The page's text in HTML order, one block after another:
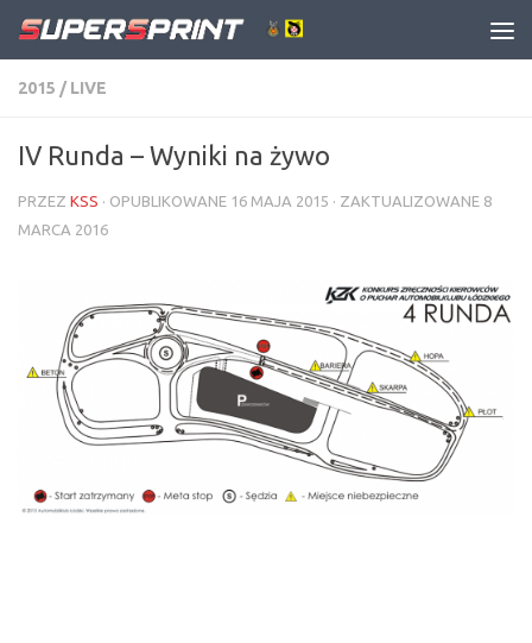
Skip to content
2015 / LIVE
IV Runda – Wyniki na żywo
PRZEZ KSS · OPUBLIKOWANE 16 MAJA 2015 · ZAKTUALIZOWANE 8
MARCA 2016